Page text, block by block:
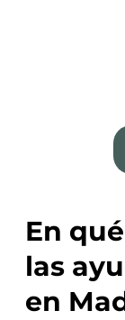
En
las
en